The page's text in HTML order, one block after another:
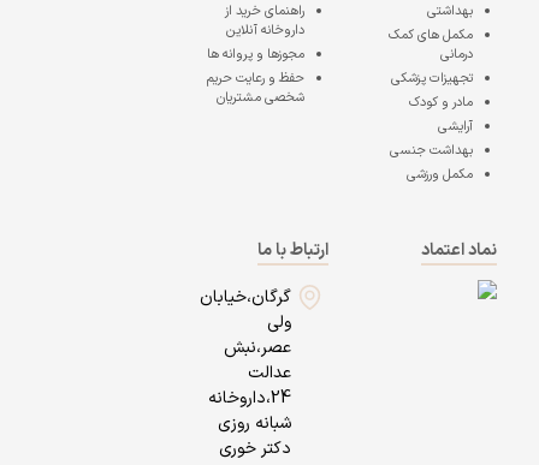
بهداشتی
مکمل های کمک
درمانی
تجهیزات پزشکی
مادر و کودک
آرایشی
بهداشت جنسی
مکمل ورزشی
راهنمای خرید از
داروخانه آنلاین
مجوزها و پروانه ها
حفظ و رعایت حریم
شخصی مشتریان
نماد اعتماد
ارتباط با ما
گرگان،خیابان
ولی
عصر،نبش
عدالت
24،داروخانه
شبانه روزی
دکتر خوری